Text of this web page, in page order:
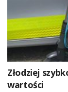
Złodziej
wartości